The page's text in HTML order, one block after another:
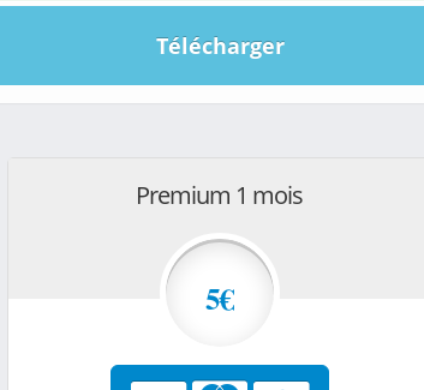
Télécharger
Premium 1 mois
5€